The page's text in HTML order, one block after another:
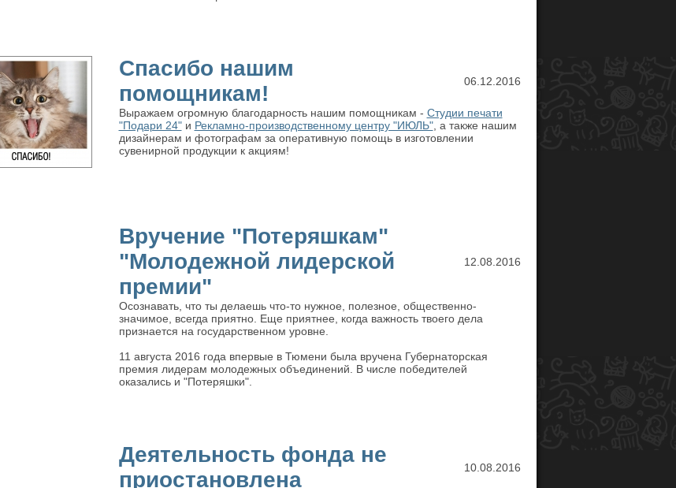
Спасибо нашим
помощникам!
06.12.2016
Выражаем огромную благодарность нашим помощникам - Студии печати
"Подари 24"и Рекламно-производственному центру "ИЮЛЬ", а также нашим
дизайнерам и фотографам за оперативную помощь в изготовлении
сувенирной продукции к акциям!
Вручение "Потеряшкам"
"Молодежной лидерской
премии"
12.08.2016
Осознавать, что ты делаешь что-то нужное, полезное, общественно-
значимое, всегда приятно. Еще приятнее, когда важность твоего дела
признается на государственном уровне.
11 августа 2016 года впервые в Тюмени была вручена Губернаторская
премия лидерам молодежных объединений. В числе победителей
оказались и "Потеряшки".
Деятельность фонда не
приостановлена
10.08.2016